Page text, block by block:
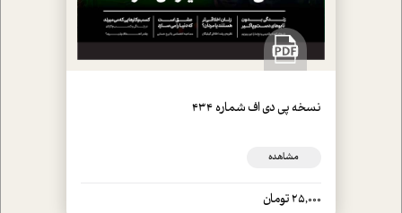
نسخه پي دي اف شماره 434
مشاهده
25,000 تومان